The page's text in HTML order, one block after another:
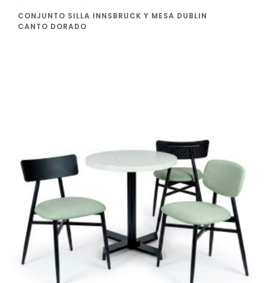
CONJUNTO SILLA INNSBRUCK Y MESA DUBLIN
CANTO DORADO